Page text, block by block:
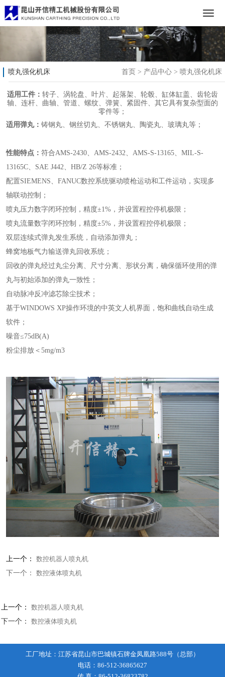
喷丸强化机床 首页 > 产品中心 > 喷丸强化机床
适用工件： 转子、涡轮盘、叶片、起落架、轮毂、缸体缸盖、齿轮齿
轴、连杆、曲轴、管道、螺纹、弹簧、紧固件、其它具有复杂型面的
零件等；
适用弹丸： 铸钢丸、钢丝切丸、不锈钢丸、陶瓷丸、玻璃丸等；
性能特点： 符合AMS-2430、AMS-2432、AMS-S-13165、MIL-S-
13165C、SAE J442、HB/Z 26等标准；
配置SIEMENS、FANUC数控系统驱动喷枪运动和工件运动，实现多
轴联动控制；
喷丸压力数字闭环控制，精度±1%，并设置程控停机极限；
喷丸流量数字闭环控制，精度±5%，并设置程控停机极限；
双层连续式弹丸发生系统，自动添加弹丸；
蜂窝地板气力输送弹丸回收系统；
回收的弹丸经过丸尘分离、尺寸分离、形状分离，确保循环使用的弹
丸与初始添加的弹丸一致性；
自动脉冲反冲滤芯除尘技术；
基于WINDOWS XP操作环境的中英文人机界面，饱和曲线自动生成
软件；
噪音≤75dB(A)
粉尘排放＜5mg/m3
上一个： 数控机器人喷丸机
下一个： 数控液体喷丸机
上一个： 数控机器人喷丸机
下一个： 数控液体喷丸机
工厂地址：江苏省昆山市巴城镇石牌金凤凰路588号（总部）
电话：86-512-36865627